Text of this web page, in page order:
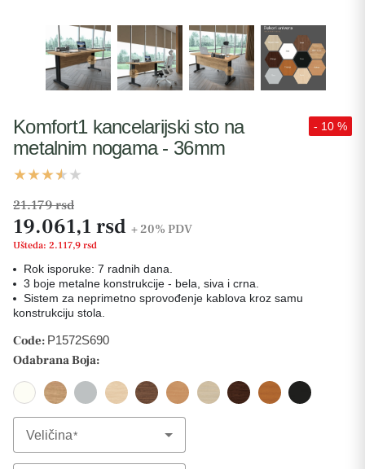
Komfort1 kancelarijski sto na
metalnim nogama - 36mm
- 10 %
21.179 rsd
19.061,1 rsd + 20% PDV
Ušteda: 2.117,9 rsd
Rok isporuke: 7 radnih dana.
3 boje metalne konstrukcije - bela, siva i crna.
Sistem za neprimetno sprovođenje kablova kroz samu
konstrukciju stola.
Code: P1572S690
Odabrana Boja:
Veličina
Select Option